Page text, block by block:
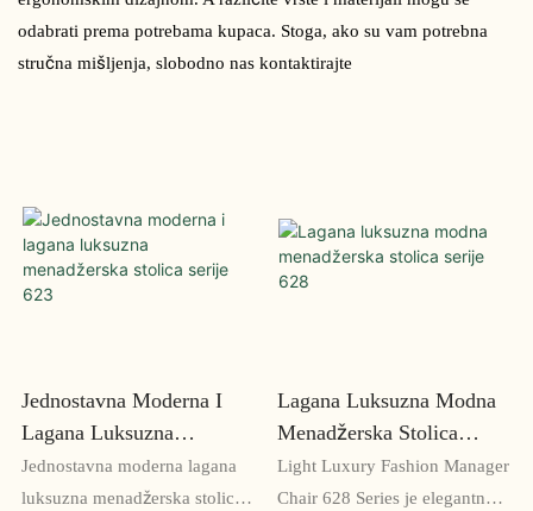
odabrati prema potrebama kupaca. Stoga, ako su vam potrebna
stručna mišljenja, slobodno nas kontaktirajte
Jednostavna Moderna I
Lagana Luksuzna
Menadžerska Stolica
Serije 623
Jednostavna moderna lagana
luksuzna menadžerska stolica
Lagana Luksuzna Modna
Menadžerska Stolica
Serije 628
Light Luxury Fashion Manager
Chair 628 Series je elegantno